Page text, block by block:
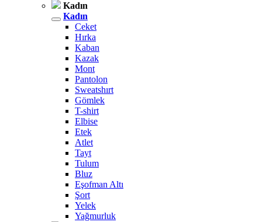
Kadın
Kadın
Ceket
Hırka
Kaban
Kazak
Mont
Pantolon
Sweatshırt
Gömlek
T-shirt
Elbise
Etek
Atlet
Tayt
Tulum
Bluz
Eşofman Altı
Şort
Yelek
Yağmurluk